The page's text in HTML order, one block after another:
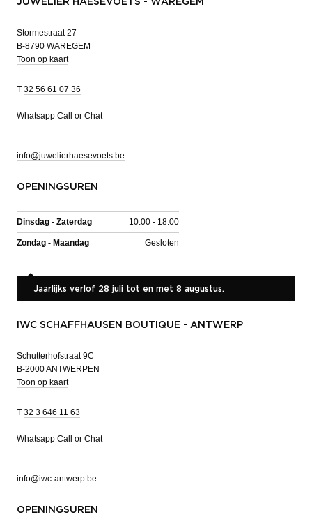
Stormestraat 27
B-8790 WAREGEM
Toon op kaart
T 32 56 61 07 36
Whatsapp Call or Chat
info@juwelierhaesevoets.be
OPENINGSUREN
Dinsdag - Zaterdag 10:00 - 18:00
Zondag - Maandag Gesloten
Jaarlijks verlof 28 juli tot en met 8 augustus.
IWC SCHAFFHAUSEN BOUTIQUE - ANTWERP
Schutterhofstraat 9C
B-2000 ANTWERPEN
Toon op kaart
T 32 3 646 11 63
Whatsapp Call or Chat
info@iwc-antwerp.be
OPENINGSUREN